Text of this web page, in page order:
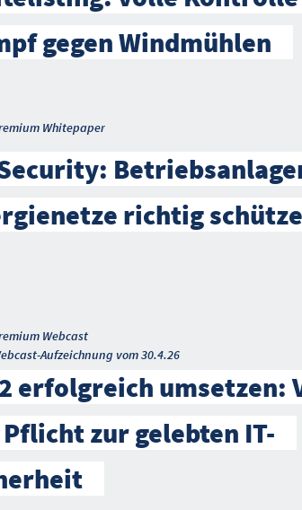
gegen Windmühlen
Whitepaper
richtig
Webcast
Aufzeichnung vom 30.4.26
erfolgreich umsetzen:
zur gelebten IT-